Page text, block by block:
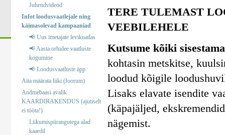
Juhendvideod
Infot loodusvaatlejale ning
käimasolevad kampaaniad
📢 Uus imetajate levikuatlas
📢 Aasta orhidee vaatluste
kogumine
📢 Loodusvaatluste äpp
Aita määrata liiki (foorum)
Andmebaasi avalik
KAARDIRAKENDUS (ajutiselt
ei tööta!)
Liikumispiirangutega alad
kaardil
TERE TULEMAST
VEEBILEHELE
Kutsume kõiki
kohtasin metskitse,
loodud kõigile
Lisaks elavate isendite
(käpajäljed,
nägemist.